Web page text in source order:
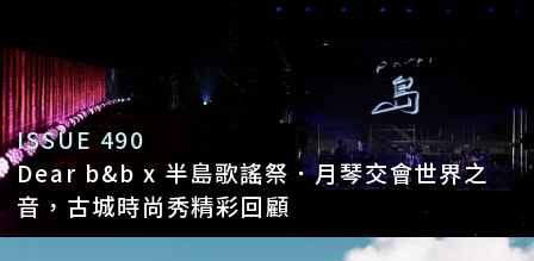
ISSUE 490
Dear b&b x 半島歌謠祭．月琴交會世界之
音，古城時尚秀精彩回顧